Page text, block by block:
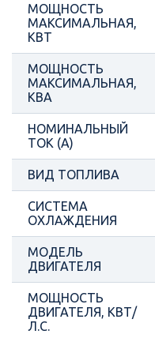
МОЩНОСТЬ
МАКСИМАЛЬНАЯ,
КВТ
МОЩНОСТЬ
МАКСИМАЛЬНАЯ,
КВА
НОМИНАЛЬНЫЙ
ТОК (А)
ВИД ТОПЛИВА
СИСТЕМА
ОХЛАЖДЕНИЯ
МОДЕЛЬ
ДВИГАТЕЛЯ
МОЩНОСТЬ
ДВИГАТЕЛЯ, КВТ/
Л.С.